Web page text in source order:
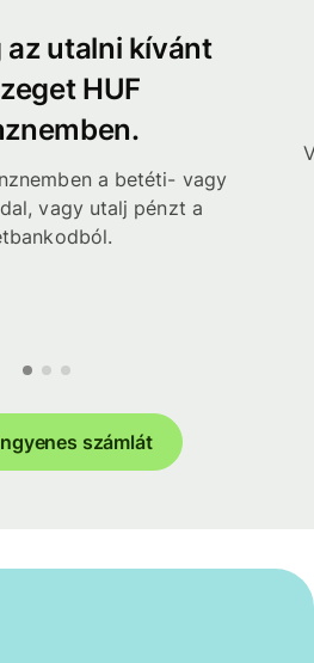
az utalni kívánt
HUF
a betéti- vagy
vagy utalj pénzt a
számlát